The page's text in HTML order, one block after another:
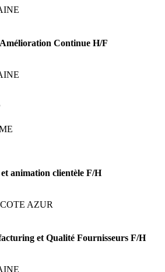
Continue H/F
animation clientèle F/H
AZUR
et Qualité Fournisseurs F/H